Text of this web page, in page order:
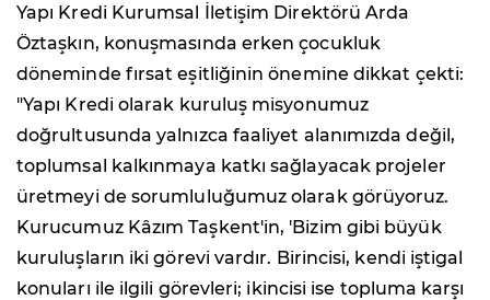
Yapı Kredi Kurumsal İletişim Direktörü Arda
Öztaşkın, konuşmasında erken çocukluk
döneminde fırsat eşitliğinin önemine dikkat çekti:
"Yapı Kredi olarak kuruluş misyonumuz
doğrultusunda yalnızca faaliyet alanımızda değil,
toplumsal kalkınmaya katkı sağlayacak projeler
üretmeyi de sorumluluğumuz olarak görüyoruz.
Kurucumuz Kâzım Taşkent'in, 'Bizim gibi büyük
kuruluşların iki görevi vardır. Birincisi, kendi iştigal
konuları ile ilgili görevleri; ikincisi ise topluma karşı